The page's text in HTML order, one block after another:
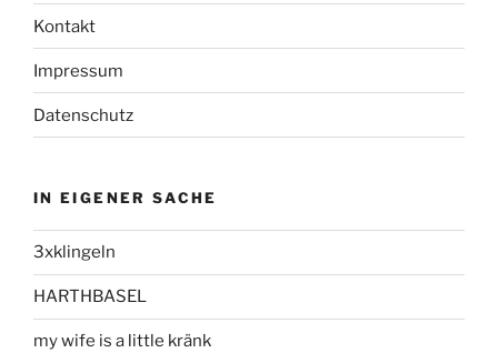
Kontakt
Impressum
Datenschutz
IN EIGENER SACHE
3xklingeln
HARTHBASEL
my wife is a little kränk